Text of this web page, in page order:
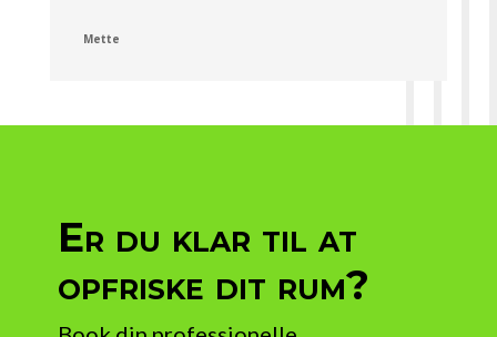
Mette
Er du klar til at
opfriske dit rum?